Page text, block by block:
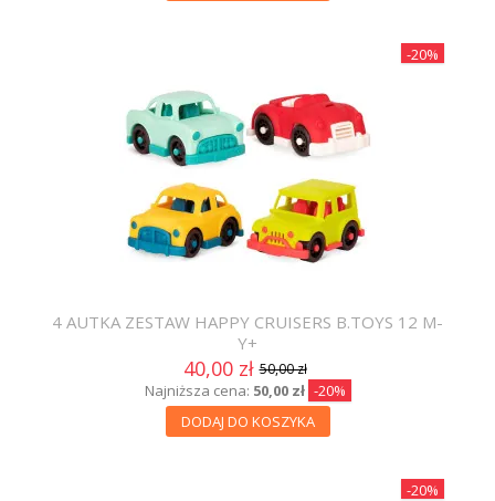
-20%
4 AUTKA ZESTAW HAPPY CRUISERS B.TOYS 12 M-
Y+
40,00 zł50,00 zł
Najniższa cena: 50,00 zł -20%
DODAJ DO KOSZYKA
-20%